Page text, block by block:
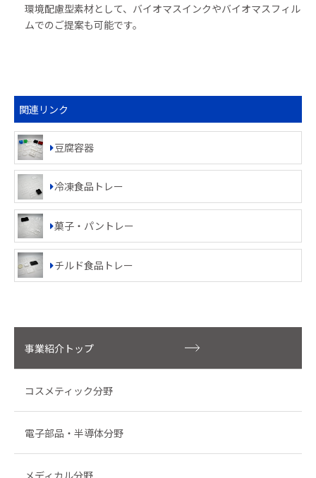
事業紹介トップ
コスメティック分野
電子部品・半導体分野
メディカル分野
環境配慮型素材として、バイオマスインクやバイオマスフィル
ムでのご提案も可能です。
関連リンク
豆腐容器
冷凍食品トレー
菓子・パントレー
チルド食品トレー